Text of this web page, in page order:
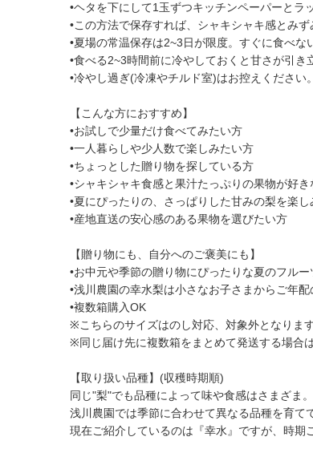
•ヘタを下にして1玉ずつキッチンペーパーとラ
•この方法で保存すれば、シャキシャキ感とみ
•夏場の常温保存は2~3日が限度。すぐに食べな
•食べる2~3時間前に冷やしておくと甘さが引き
•冷やし過ぎ(冷凍やチルド室)はお控えください
【こんな方におすすめ】
•お試しで少量だけ食べてみたい方
•一人暮らしや少人数で楽しみたい方
•ちょっとした贈り物を探している方
•シャキシャキ食感と果汁たっぷりの果物が好き
•夏にぴったりの、さっぱりした甘みの梨を楽
•産地直送の安心感のある果物を選びたい方
【贈り物にも、自分へのご褒美にも】
•お中元や季節の贈り物にぴったりな夏のフルー
•浅川農園の幸水梨は小さなお子さまからご年
•複数箱購入OK
※こちらのサイズはのし対応、対象外となります
※同じ届け先に複数箱をまとめて発送する場合
【取り扱い品種】(収穫時期順)
同じ"梨"でも品種によって味や食感はさまざま。
浅川農園では季節に合わせて異なる品種を育て
現在ご紹介しているのは『幸水』ですが、時期